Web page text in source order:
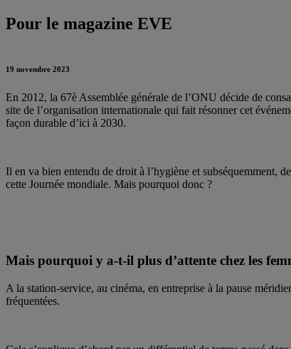
Pour le magazine EVE
19 novembre 2023
En 2012, la 67è Assemblée générale de l’ONU décide de
site de l’organisation internationale qui fait résonner cet
façon durable d’ici à 2030.
Il en va bien entendu de droit à l’hygiène et subséquemment,
cette Journée mondiale. Mais pourquoi donc ?
Mais pourquoi y a-t-il plus d’attente chez les
A la station-service, au cinéma, en entreprise à la pause
fréquentées.